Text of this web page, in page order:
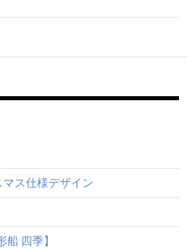
ス仕様デザイン
四季】